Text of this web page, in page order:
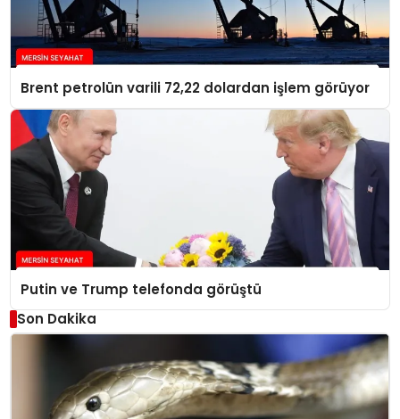
Brent petrolün varili 72,22 dolardan işlem görüyor
Putin ve Trump telefonda görüştü
Son Dakika